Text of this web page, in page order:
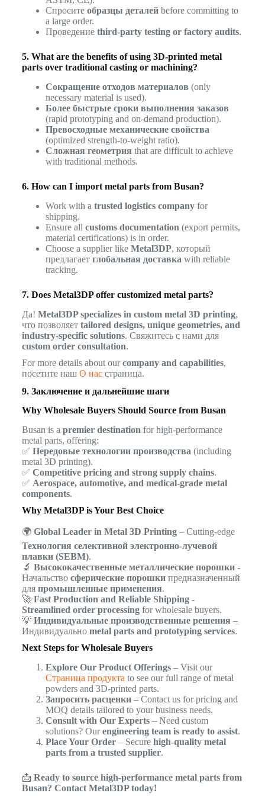
Спросите образцы деталейbefore committing to
a large order.
Проведение third-party testing or factory audits.
5. What are the benefits of using 3D-printed metal
parts over traditional casting or machining?
Сокращение отходов материалов (only
necessary material is used).
Более быстрые сроки выполнения заказов
(rapid prototyping and on-demand production).
Превосходные механические свойства
(optimized strength-to-weight ratio).
Сложная геометрия that are difficult to achieve
with traditional methods.
6. How can I import metal parts from Busan?
Work with a trusted logistics companyfor
shipping.
Ensure all customs documentation (export permits,
material certifications) is in order.
Choose a supplier like Metal3DP, который
предлагает глобальная доставка with reliable
tracking.
7. Does Metal3DP offer customized metal parts?
Да! Metal3DP specializes in custom metal 3D printing,
что позволяет tailored designs, unique geometries, and
industry-specific solutions. Свяжитесь с нами для
custom order consultation.
For more details about ourcompany and capabilities,
посетите наш О насстраница.
9. Заключение и дальнейшие шаги
Why Wholesale Buyers Should Source from Busan
Busan is a premier destination for high-performance
metal parts, offering:
✅ Передовые технологии производства (including
metal 3D printing).
✅ Competitive pricing and strong supply chains.
✅ Aerospace, automotive, and medical-grade metal
components.
Why Metal3DP is Your Best Choice
🌍 Global Leader in Metal 3D Printing– Cutting-edge
Технология селективной электронно-лучевой
плавки (SEBM).
🔬 Высококачественные металлические порошки-
Начальство сферические порошкипредназначенный
для промышленные применения.
🚀 Fast Production and Reliable Shipping-
Streamlined order processingfor wholesale buyers.
💡 Индивидуальные производственные решения –
Индивидуально metal parts and prototyping services.
Next Steps for Wholesale Buyers
Explore Our Product Offerings– Visit our
Страница продукта to see our full range of metal
powders and 3D-printed parts.
Запросить расценки– Contact us for pricing and
MOQ details tailored to your business needs.
Consult with Our Experts– Need custom
solutions? Ourengineering team is ready to assist.
Place Your Order– Secure high-quality metal
parts from a trusted supplier.
📩 Ready to source high-performance metal parts from
Busan? Contact Metal3DP today!